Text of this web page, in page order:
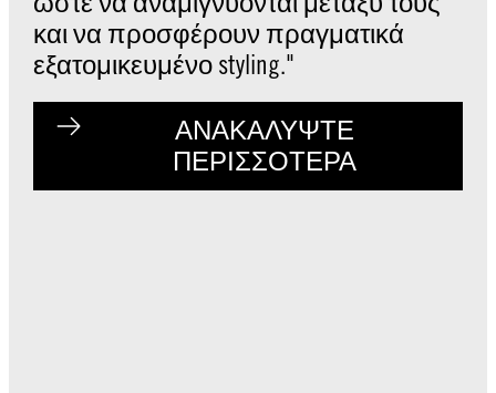
και να προσφέρουν πραγματικά
εξατομικευμένο styling."
ΑΝΑΚΑΛΥΨΤΕ
ΠΕΡΙΣΣΟΤΕΡΑ